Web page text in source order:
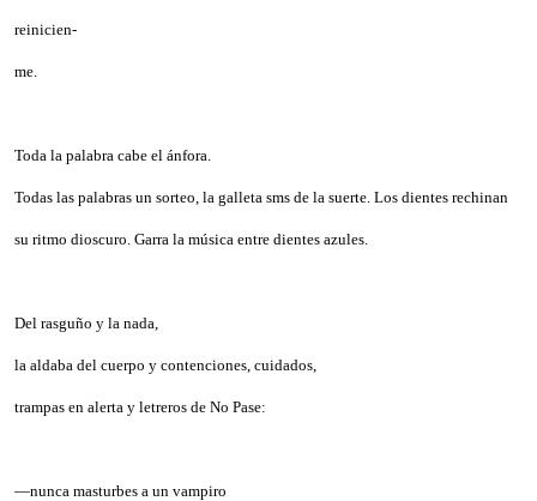
reinicien-
me.
Toda la palabra cabe el ánfora.
Todas las palabras un sorteo, la galleta sms de la suerte. Los dientes rechinan
su ritmo dioscuro. Garra la música entre dientes azules.
Del rasguño y la nada,
la aldaba del cuerpo y contenciones, cuidados,
trampas en alerta y letreros de No Pase:
—nunca masturbes a un vampiro